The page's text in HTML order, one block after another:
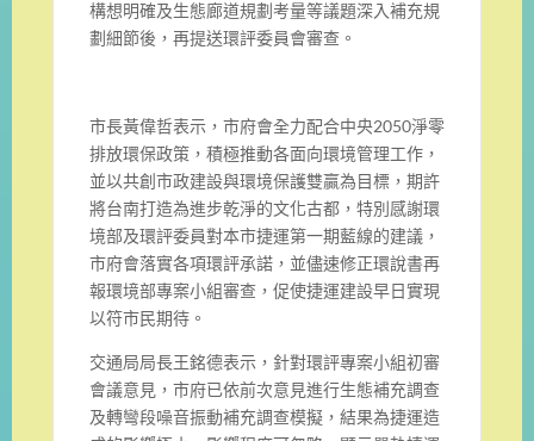
構想明確及生態廊道規劃考量等議題深入補充規
劃細節後， 再提送環評委員會審查。
市長黃偉哲表示，市府會全力配合中央2050淨零
排放環保政策， 積極推動各面向環境管理工作，
並以共創市政建設與環境保護雙贏為目標， 期許
將台南打造為進步乾淨的文化古都， 特別感謝環
境部及環評委員對本市捷運第一期藍線的建議，
市府會落實各項環評承諾， 並儘速修正環說書再
報環境部專案小組審查， 促使捷運建設早日實現
以符市民期待。
交通局局長王銘德表示，針對環評專案小組初審
會議意見， 市府已依前次意見進行生態補充調查
及轉彎段噪音振動補充調查模擬，結果為捷運造